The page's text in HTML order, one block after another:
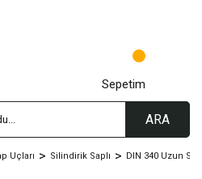
ARA
Sepetim
Uçları Silindirik Saplı DIN 340 Uzun